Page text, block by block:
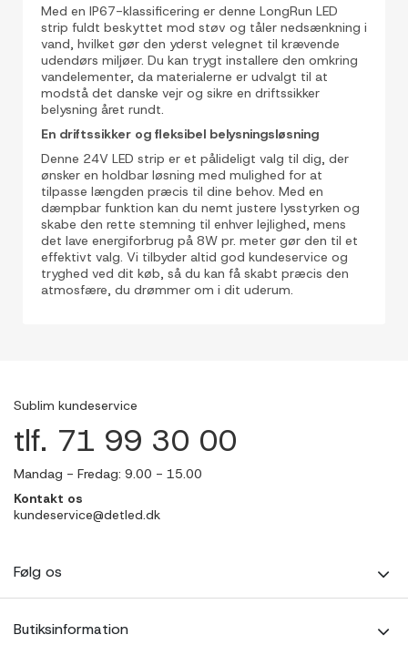
Med en IP67-klassificering er denne LongRun LED
strip fuldt beskyttet mod støv og tåler nedsænkning i
vand, hvilket gør den yderst velegnet til krævende
udendørs miljøer. Du kan trygt installere den omkring
vandelementer, da materialerne er udvalgt til at
modstå det danske vejr og sikre en driftssikker
belysning året rundt.
En driftssikker og fleksibel belysningsløsning
Denne 24V LED strip er et pålideligt valg til dig, der
ønsker en holdbar løsning med mulighed for at
tilpasse længden præcis til dine behov. Med en
dæmpbar funktion kan du nemt justere lysstyrken og
skabe den rette stemning til enhver lejlighed, mens
det lave energiforbrug på 8W pr. meter gør den til et
effektivt valg. Vi tilbyder altid god kundeservice og
tryghed ved dit køb, så du kan få skabt præcis den
atmosfære, du drømmer om i dit uderum.
Sublim kundeservice
tlf. 71 99 30 00
Mandag - Fredag: 9.00 - 15.00
Kontakt os
kundeservice@detled.dk
Følg os
Butiksinformation